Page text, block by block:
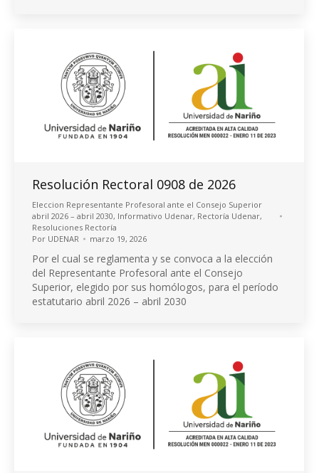
Resolución Rectoral 0908 de 2026
Eleccion Representante Profesoral ante el Consejo Superior
abril 2026 – abril 2030, Informativo Udenar, Rectoría Udenar,
Resoluciones Rectoría
Por UDENAR marzo 19, 2026
Por el cual se reglamenta y se convoca a la elección
del Representante Profesoral ante el Consejo
Superior, elegido por sus homólogos, para el período
estatutario abril 2026 – abril 2030